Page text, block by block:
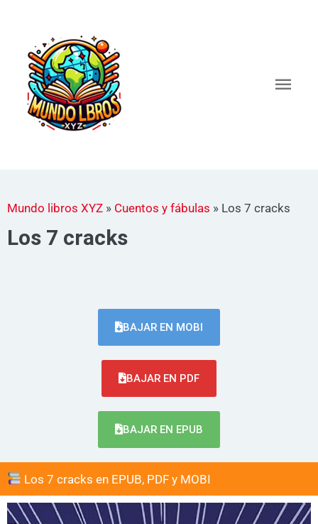
contenido
Mundo libros XYZ » Cuentos y fábulas » Los 7 cracks
Los 7 cracks
BAJAR EN MOBI
BAJAR EN PDF
BAJAR EN EPUB
Los 7 cracks en EPUB, PDF y MOBI